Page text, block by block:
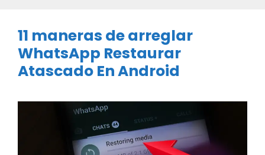
11 maneras de arreglar
WhatsApp Restaurar
Atascado En Android